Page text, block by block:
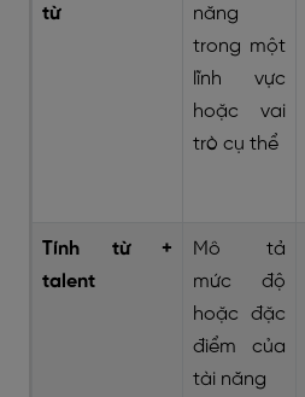
từ
năng
trong một
lĩnh vực
hoặc vai
trò cụ thể
Tính từ +
talent
Mô tả
mức độ
hoặc đặc
điểm của
tài năng